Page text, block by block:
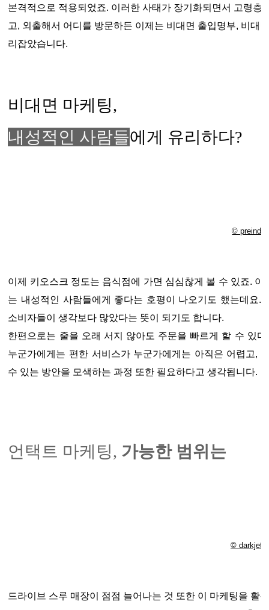
본격적으로 적용되었죠. 이러한 사태가 장기화되면서 고령층
고, 외출해서 어디를 방문하든 이제는 비대면 출입명부, 비대
리잡았습니다.
비대면 마케팅,
내성적인 사람들에게 유리하다?
© preindl,
이제 키오스크 정도는 음식점에 가면 심심찮게 볼 수 있죠.
는 내성적인 사람들에게 좋다는 호평이 나오기도 했는데요.
소비자들이 생각보다 많았다는 뜻이 되기도 합니다.
한편으로는 줄을 오래 서지 않아도 주문을 빠르게 할 수 있
누군가에게는 편한 서비스가 누군가에게는 아직은 어렵고,
수 있는 방안을 모색하는 과정 또한 필요하다고 생각됩니다.
언택트 마케팅, 가능한 범위는
© darkjett,
드라이브 스루 매장이 점점 늘어나는 것 또한 이 마케팅을 활